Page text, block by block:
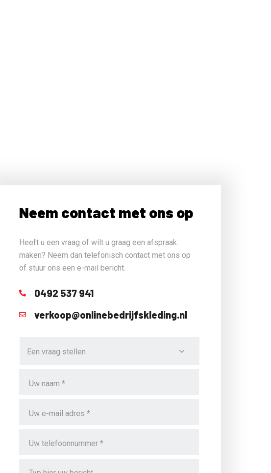
Neem contact met ons op
Heeft u een vraag of wilt u graag een afspraak
maken? Neem dan telefonisch contact met ons op
of stuur ons een e-mail bericht.
0492 537 941
verkoop@onlinebedrijfskleding.nl